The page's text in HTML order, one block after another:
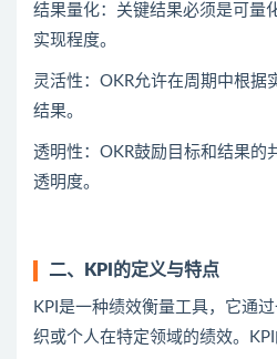
结果量化：关键结果必须是可量
实现程度。
灵活性：OKR允许在周期中根据
结果。
透明性：OKR鼓励目标和结果的
透明度。
二、KPI的定义与特点
KPI是一种绩效衡量工具，它通
织或个人在特定领域的绩效。KPI